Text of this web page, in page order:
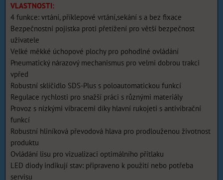
VLASTNOSTI:
4 funkce: vrtání, příklepové vrtání,sekání s a bez fixace
Bezpečnostní pojistka proti přetížení pro větší bezpečnost
uživatele
Velké měkké úchopové plochy pro pohodlné ovládání
Pneumatický nárazový mechanismus pro velmi dobrou trakci
vpřed
Robustní sklíčidlo SDS-Plus s poloautomatickou funkcí
Regulace rychlosti pro snažší práci s různými materiály
Provoz s nízkými vibracemi díky hlavní rukojeti s antivibrační
funkcí
Robustní hliníková převodová hlava pro prodlouženou životnost
produktu
Ovládání lisu pro vizualizaci optimálního přítlaku
LED diody indikují stav: připraveno k použití nebo potřeba
servisu